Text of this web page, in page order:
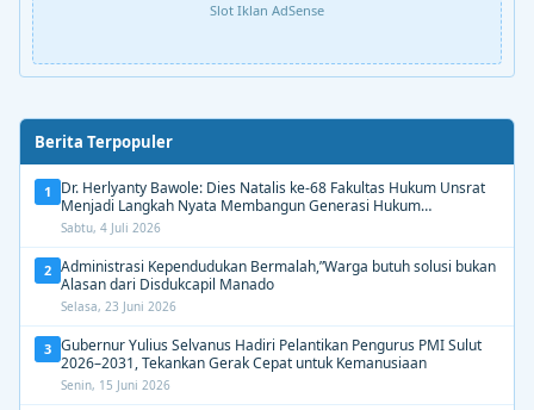
Slot Iklan AdSense
Berita Terpopuler
1
Dr. Herlyanty Bawole: Dies Natalis ke-68 Fakultas Hukum Unsrat
Menjadi Langkah Nyata Membangun Generasi Hukum
Berdampak
Sabtu, 4 Juli 2026
2 Administrasi Kependudukan Bermalah,”Warga butuh solusi bukan
Alasan dari Disdukcapil Manado
Selasa, 23 Juni 2026
3 Gubernur Yulius Selvanus Hadiri Pelantikan Pengurus PMI Sulut
2026–2031, Tekankan Gerak Cepat untuk Kemanusiaan
Senin, 15 Juni 2026